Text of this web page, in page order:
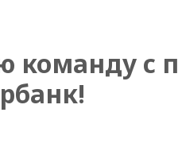
команду c